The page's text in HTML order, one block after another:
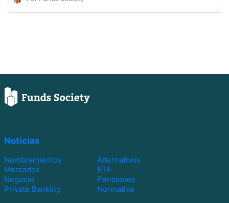
Noticias
Nombramientos
Alternativos
Mercados
ETF
Negocio
Pensiones
Private Banking
Normativa